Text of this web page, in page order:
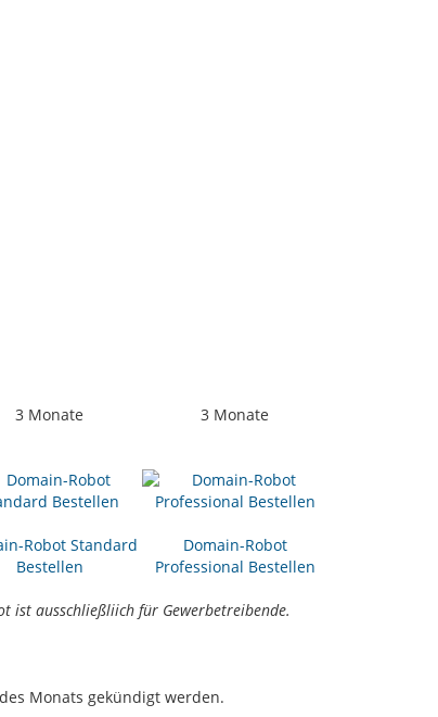
3 Monate 3 Monate
Robot Standard
Bestellen
Domain-Robot
Professional Bestellen
ist ausschließliich für Gewerbetreibende.
Monats gekündigt werden.